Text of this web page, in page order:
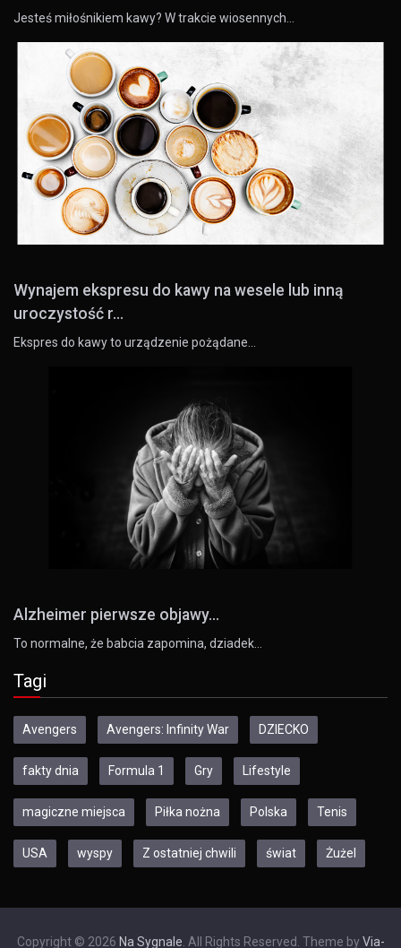
Jesteś miłośnikiem kawy? W trakcie wiosennych…
Wynajem ekspresu do kawy na wesele lub inną
uroczystość r...
Ekspres do kawy to urządzenie pożądane…
Alzheimer pierwsze objawy...
To normalne, że babcia zapomina, dziadek…
Tagi
Avengers Avengers: Infinity War DZIECKO
fakty dnia Formula 1 Gry Lifestyle
magiczne miejsca Piłka nożna Polska Tenis
USA wyspy Z ostatniej chwili świat Żużel
Copyright © 2026 Na Sygnale. All Rights Reserved. Theme by Via-